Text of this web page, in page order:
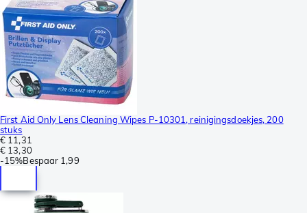
First Aid Only Lens Cleaning Wipes P-10301, reinigingsdoekjes, 200
stuks
€ 11,31
€ 13,30
-15%Bespaar 1,99